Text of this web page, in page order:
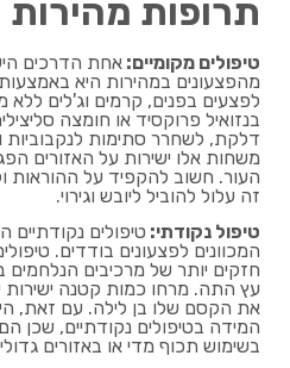
תרופות מהירות
טיפולים מקומיים: אחת הדרכים
מהפצעונים במהירות היא
לפצעים בפנים, קרמים וג'לים ללא
בנזואיל פרוקסיד או חומצה
דלקת, לשחרר סתימות לנקבוביות
משחות אלו ישירות על האזורים
העור. חשוב להקפיד על ההוראות
זה עלול להוביל ליובש וגירוי.
טיפול נקודתי: טיפולים נקודתיים
המכוונים לפצעונים בודדים.
חזקים יותר של מרכיבים הנלחמים
עץ התה. מרחו כמות קטנה ישירות
את הקסם שלו בן לילה. עם זאת,
המידה בטיפולים נקודתיים, שכן הם
בשימוש תכוף מדי או באזורים